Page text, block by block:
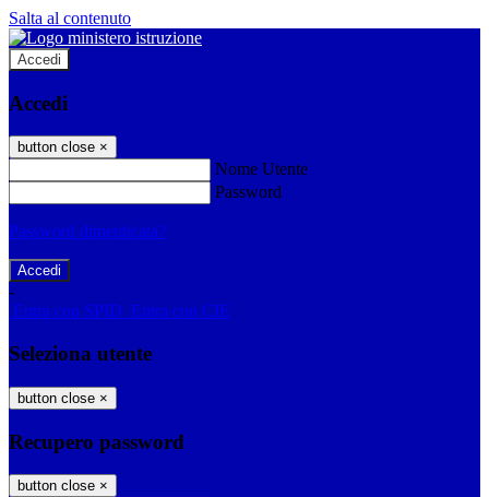
Salta al contenuto
Accedi
Accedi
button close ×
Nome Utente
Password
Password dimenticata?
-
Entra con SPID Entra con CIE
Seleziona utente
button close ×
Recupero password
button close ×